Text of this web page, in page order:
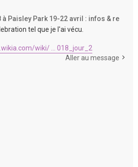
à Paisley Park 19-22 avril : infos & re
tel que je l'ai vécu.
wiki/ ... 018_jour_2
Aller au message